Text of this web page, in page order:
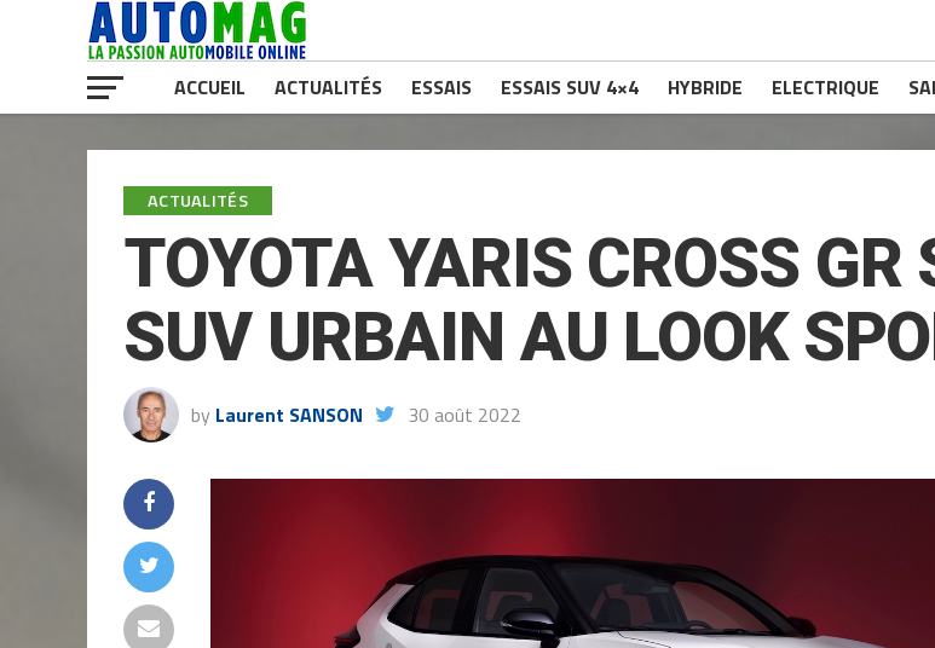
ACCUEIL ACTUALITÉS ESSAIS ESSAIS SUV 4×4 HYBRIDE ELECTRIQUE
ACTUALITÉS
TOYOTA YARIS CROSS
SUV URBAIN AU LOOK
by Laurent SANSON 30 août 2022